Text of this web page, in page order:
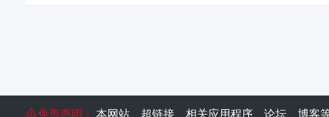
免责声明： 本网站、超链接、相关应用程序、论坛、博客